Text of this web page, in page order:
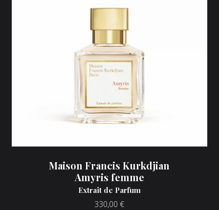
Maison Francis Kurkdjian
Amyris femme
Extrait de Parfum
330,00 €